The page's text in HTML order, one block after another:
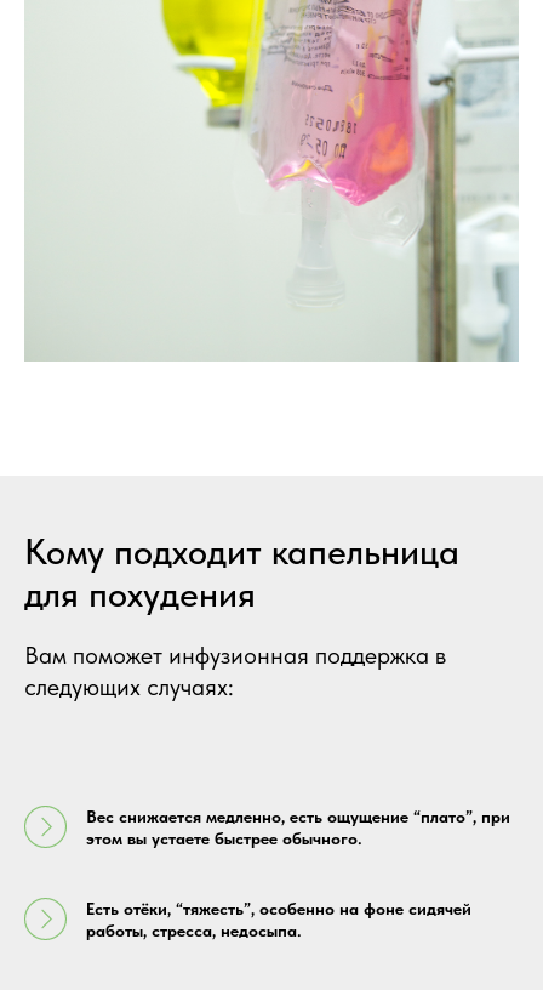
Кому подходит капельница
для похудения
Вам поможет инфузионная поддержка в
следующих случаях:
Вес снижается медленно, есть ощущение “плато”, при
этом вы устаете быстрее обычного.
Есть отёки, “тяжесть”, особенно на фоне сидячей
работы, стресса, недосыпа.